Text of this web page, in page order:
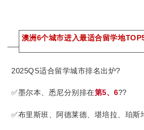
澳洲6个城市进入最适合留学地
2025QS适合留学城市排名出炉?
✅墨尔本、悉尼分别排在第5、6??
✅布里斯班、阿德莱德、堪培拉、珀斯